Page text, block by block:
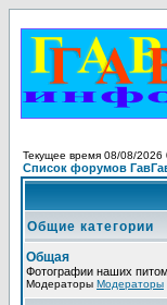
Текущее время 08/08/2026
Список форумов
Общие категории
Общая
Фотографии наших
Модераторы Модераторы